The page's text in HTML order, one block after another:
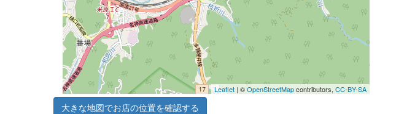
Leaflet | ©OpenStreetMapcontributors, CC-BY-SA
大きな地図でお店の位置を確認する